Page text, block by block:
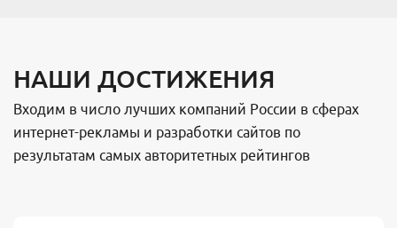
НАШИ ДОСТИЖЕНИЯ
Входим в число лучших компаний России в сферах
интернет-рекламы и разработки сайтов по
результатам самых авторитетных рейтингов